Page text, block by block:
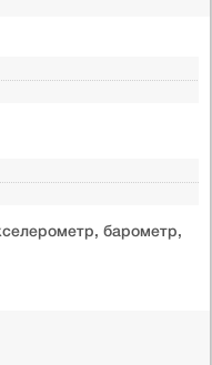
барометр,